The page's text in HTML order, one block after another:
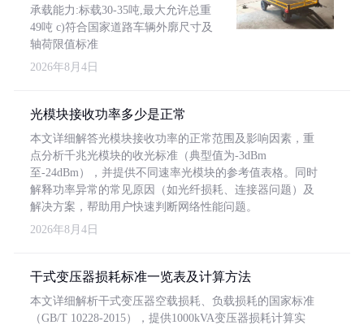
承载能力:标载30-35吨,最大允许总重
49吨 c)符合国家道路车辆外廓尺寸及
轴荷限值标准
2026年8月4日
光模块接收功率多少是正常
本文详细解答光模块接收功率的正常范围及影响因素，重
点分析千兆光模块的收光标准（典型值为-3dBm
至-24dBm），并提供不同速率光模块的参考值表格。同时
解释功率异常的常见原因（如光纤损耗、连接器问题）及
解决方案，帮助用户快速判断网络性能问题。
2026年8月4日
干式变压器损耗标准一览表及计算方法
本文详细解析干式变压器空载损耗、负载损耗的国家标准
（GB/T 10228-2015），提供1000kVA变压器损耗计算实